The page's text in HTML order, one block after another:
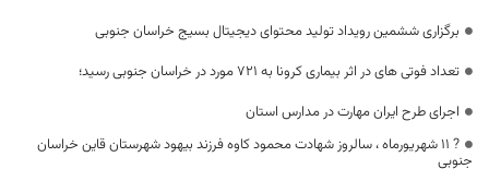
برگزاری ششمین رویداد تولید محتوای دیجیتال بسیج خراسان جنوبی
تعداد فوتی های در اثر بیماری کرونا به 721 مورد در خراسان جنوبی رسید؛
اجرای طرح ایران مهارت در مدارس استان
? ١١ شهریورماه ، سالروز شهادت محمود کاوه فرزند بیهود شهرستان قاین خراسان
جنوبی